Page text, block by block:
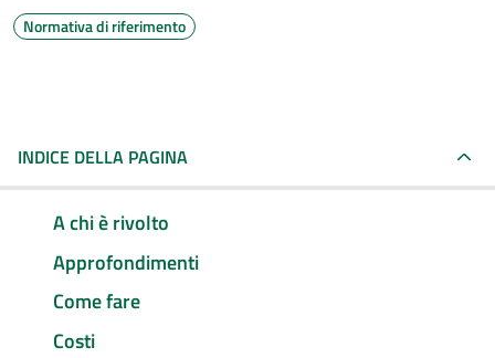
Normativa di riferimento
INDICE DELLA PAGINA
A chi è rivolto
Approfondimenti
Come fare
Costi